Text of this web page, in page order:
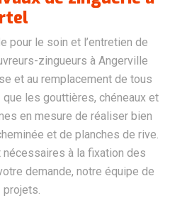
pour le soin et l’entretien de
zingueurs à Angerville
et au remplacement de tous
les gouttières, chéneaux et
en mesure de réaliser bien
et de planches de rive.
à la fixation des
demande, notre équipe de